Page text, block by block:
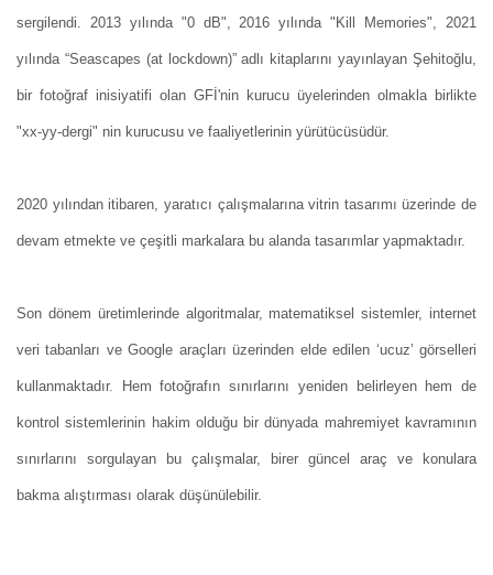
sergilendi. 2013 yılında "0 dB", 2016 yılında "Kill Memories", 2021
yılında “Seascapes (at lockdown)” adlı kitaplarını yayınlayan Şehitoğlu,
bir fotoğraf inisiyatifi olan GFİ'nin kurucu üyelerinden olmakla birlikte
"xx-yy-dergi" nin kurucusu ve faaliyetlerinin yürütücüsüdür.
2020 yılından itibaren, yaratıcı çalışmalarına vitrin tasarımı üzerinde de
devam etmekte ve çeşitli markalara bu alanda tasarımlar yapmaktadır.
Son dönem üretimlerinde algoritmalar, matematiksel sistemler, internet
veri tabanları ve Google araçları üzerinden elde edilen ‘ucuz’ görselleri
kullanmaktadır. Hem fotoğrafın sınırlarını yeniden belirleyen hem de
kontrol sistemlerinin hakim olduğu bir dünyada mahremiyet kavramının
sınırlarını sorgulayan bu çalışmalar, birer güncel araç ve konulara
bakma alıştırması olarak düşünülebilir.